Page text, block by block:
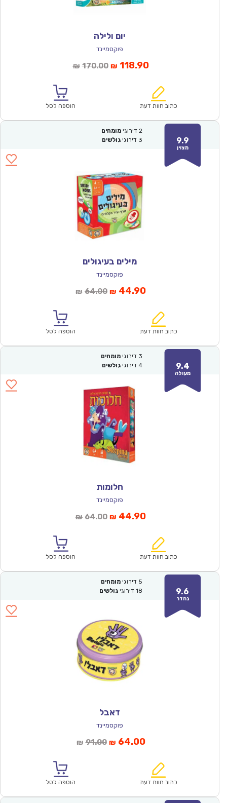
יום ולילה
פוקסמיינד
₪ 170.00המחיר
₪170.00.
₪ 118.90המחיר
הוא:
כתוב חוות דעת הוספה לסל
9.9
מצוין
2 דירוגי מומחים
3 דירוגי גולשים
מילים בעיגולים
פוקסמיינד
₪ 64.00המחיר
₪64.00.
₪ 44.90המחיר
הוא:
כתוב חוות דעת הוספה לסל
9.4
מעולה
3 דירוגי מומחים
4 דירוגי גולשים
חלומות
פוקסמיינד
₪ 64.00המחיר
₪64.00.
₪ 44.90המחיר
הוא:
כתוב חוות דעת הוספה לסל
9.6
נהדר
5 דירוגי מומחים
18 דירוגי גולשים
דאבל
פוקסמיינד
₪ 91.00המחיר
₪91.00.
₪ 64.00המחיר
הוא:
כתוב חוות דעת הוספה לסל